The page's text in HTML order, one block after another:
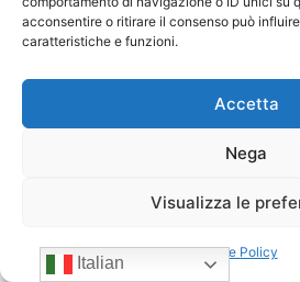
acconsentire o ritirare il consenso può
caratteristiche e funzioni.
Accetta
Nega
Visualizza le
Cookie Policy
associati
Italian